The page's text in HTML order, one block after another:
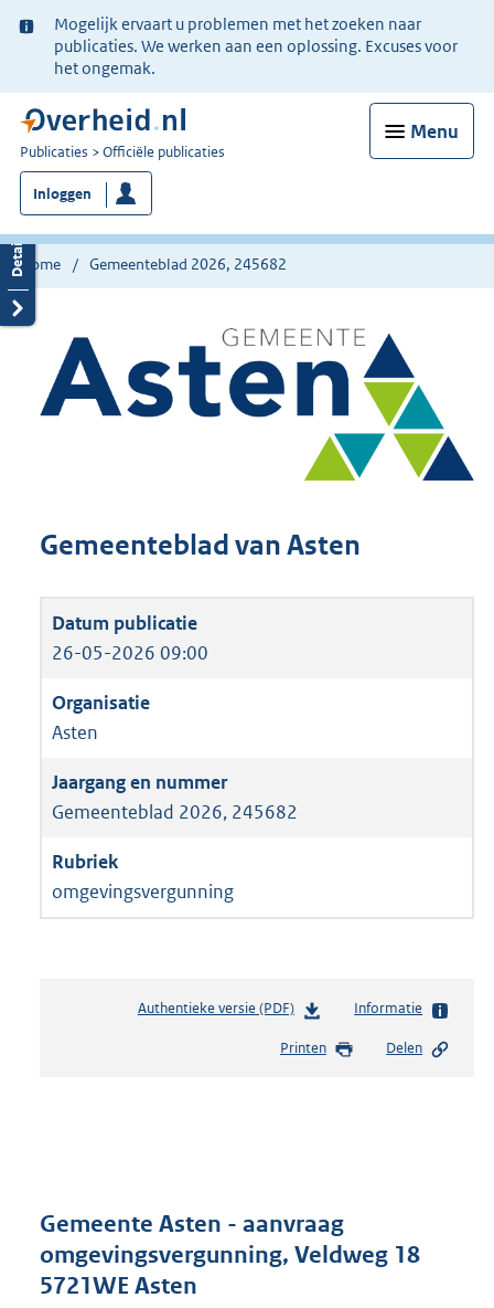
Ter
informatie:
Mogelijk ervaart u problemen met het zoeken naar
publicaties. We werken aan een oplossing. Excuses voor
het ongemak.
Menu
U
bent
nu
hier:
Publicaties Officiële publicaties
Inloggen
Home Gemeenteblad 2026, 245682
Gemeenteblad van Asten
26-05-2026 09:00
Asten
Gemeenteblad 2026, 245682
omgevingsvergunning
Authentieke versie (PDF)b
s
r
o
Informatie
Printen Delen
Gemeente Asten - aanvraag
omgevingsvergunning, Veldweg 18
5721WE Asten